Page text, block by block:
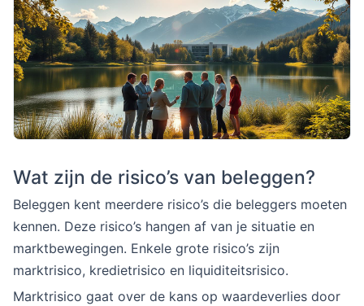
Wat zijn de risico’s van beleggen?
Beleggen kent meerdere risico’s die beleggers moeten
kennen. Deze risico’s hangen af van je situatie en
marktbewegingen. Enkele grote risico’s zijn
marktrisico, kredietrisico en liquiditeitsrisico.
Marktrisico gaat over de kans op waardeverlies door